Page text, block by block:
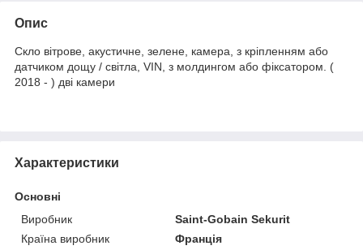
Опис
Скло вітрове, акустичне, зелене, камера, з кріпленням або
датчиком дощу / світла, VIN, з молдингом або фіксатором. (
2018 - ) дві камери
Характеристики
Основні
Виробник
Saint-Gobain Sekurit
Країна виробник
Франція